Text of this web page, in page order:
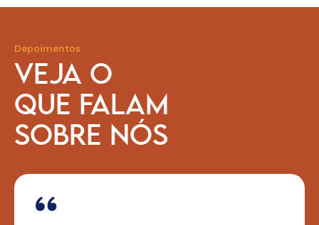
Depoimentos
VEJA O
QUE FALAM
SOBRE NÓS